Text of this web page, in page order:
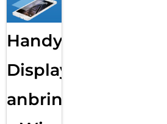
Handy
Displayfolie
anbringen